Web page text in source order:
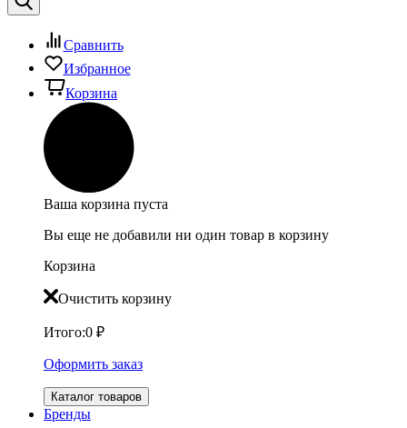
Сравнить
Избранное
Корзина
Ваша корзина пуста
Вы еще не добавили ни один товар в корзину
Корзина
Очистить корзину
Итого:0 ₽
Оформить заказ
Каталог товаров
Бренды